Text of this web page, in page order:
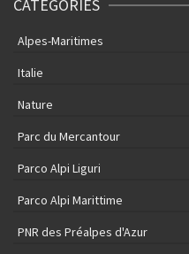
CATÉGORIES
Alpes-Maritimes
Italie
Nature
Parc du Mercantour
Parco Alpi Liguri
Parco Alpi Marittime
PNR des Préalpes d'Azur